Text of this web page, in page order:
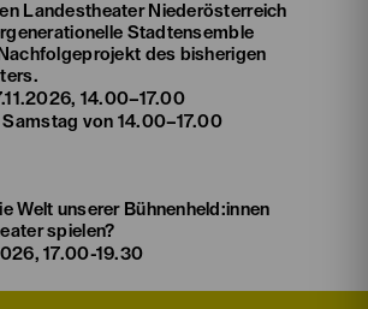
Landestheater Niederösterreich
Stadtensemble
des bisherigen
14.00–17.00
Samstag von 14.00–17.00
Welt unserer Bühnenheld:innen
spielen?
17.00-19.30